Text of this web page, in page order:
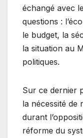
échangé avec
questions :
le budget, la
la situation au
politiques.
Sur ce dernier
la nécessité de
durant
réforme du